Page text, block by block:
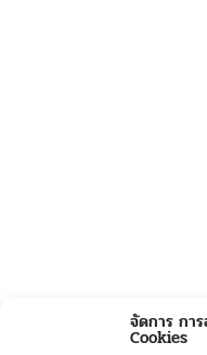
จัดการ กา
Cookies